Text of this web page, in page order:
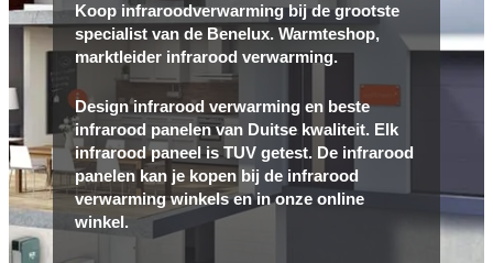
Koop infraroodverwarming bij de grootste
specialist van de Benelux. Warmteshop,
marktleider infrarood verwarming.
Design infrarood verwarming en beste
infrarood panelen van Duitse kwaliteit. Elk
infrarood paneel is TUV getest. De infrarood
panelen kan je kopen bij de infrarood
verwarming winkels en in onze online
winkel.